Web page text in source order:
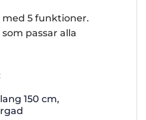
5 funktioner.
passar alla
150 cm,